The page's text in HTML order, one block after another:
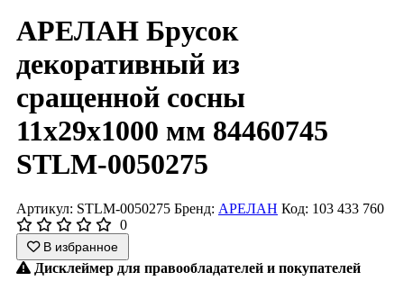
АРЕЛАН Брусок
декоративный из
сращенной сосны
11х29х1000 мм 84460745
STLM-0050275
Артикул: STLM-0050275 Бренд: АРЕЛАН Код: 103 433 760
0
В избранное
Дисклеймер для правообладателей и покупателей